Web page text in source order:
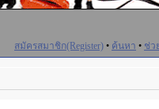
สมัครสมาชิก(Register) • ค้นหา • ช่ว